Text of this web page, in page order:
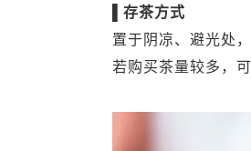
▌存茶方式
置于阴凉、避光处
若购买茶量较多，